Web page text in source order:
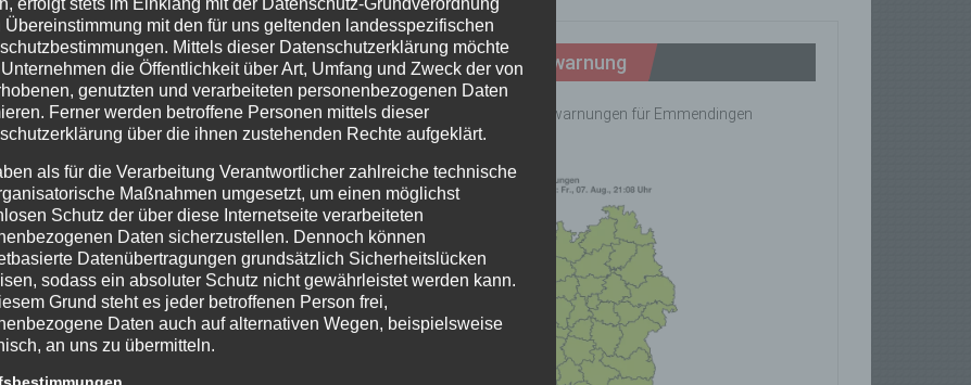
Florian Elzach 1/42, Florian Elzach 1/46,Florian Elzach 1/51 ,
47
17 Einsatzstellen.
Wetterwarnung
Keine Wetterwarnungen für Emmendingen
vorhanden!
erfolgt stets im Einklang mit der Datenschutz-Grundverordnung
Übereinstimmung mit den für uns geltenden landesspezifischen
Mittels dieser Datenschutzerklärung möchte
die Öffentlichkeit über Art, Umfang und Zweck der von
genutzten und verarbeiteten personenbezogenen Daten
Ferner werden betroffene Personen mittels dieser
über die ihnen zustehenden Rechte aufgeklärt.
als für die Verarbeitung Verantwortlicher zahlreiche technische
Maßnahmen umgesetzt, um einen möglichst
Schutz der über diese Internetseite verarbeiteten
Daten sicherzustellen. Dennoch können
Datenübertragungen grundsätzlich Sicherheitslücken
sodass ein absoluter Schutz nicht gewährleistet werden kann.
Grund steht es jeder betroffenen Person frei,
Daten auch auf alternativen Wegen, beispielsweise
an uns zu übermitteln.